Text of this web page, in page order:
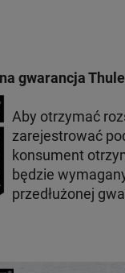
gwarancja
Aby otrzymać
zarejestrować
konsument
będzie
przedłużonej